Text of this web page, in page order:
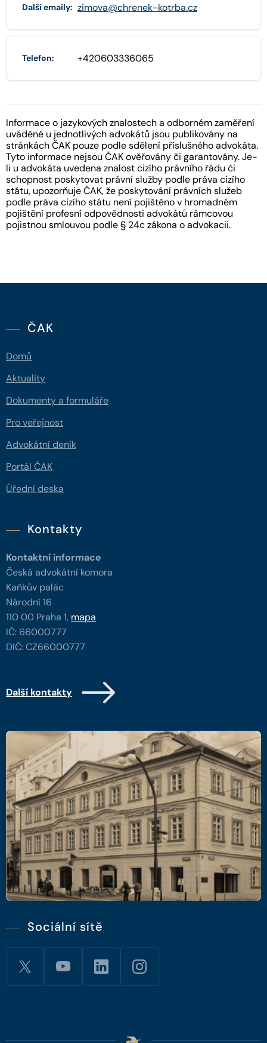
Další emaily: zimova@chrenek-kotrba.cz
Telefon: +420603336065
Informace o jazykových znalostech a odborném zaměření
uváděné u jednotlivých advokátů jsou publikovány na
stránkách ČAK pouze podle sdělení příslušného advokáta.
Tyto informace nejsou ČAK ověřovány či garantovány. Je-
li u advokáta uvedena znalost cizího právního řádu či
schopnost poskytovat právní služby podle práva cizího
státu, upozorňuje ČAK, že poskytování právních služeb
podle práva cizího státu není pojištěno v hromadném
pojištění profesní odpovědnosti advokátů rámcovou
pojistnou smlouvou podle § 24c zákona o advokacii.
ČAK
Domů
Aktuality
Dokumenty a formuláře
Pro veřejnost
Advokátní deník
Portál ČAK
Úřední deska
Kontakty
Kontaktní informace
Česká advokátní komora
Kaňkův palác
Národní 16
110 00 Praha 1, mapa
IČ: 66000777
DIČ: CZ66000777
Další kontakty
Sociální sítě